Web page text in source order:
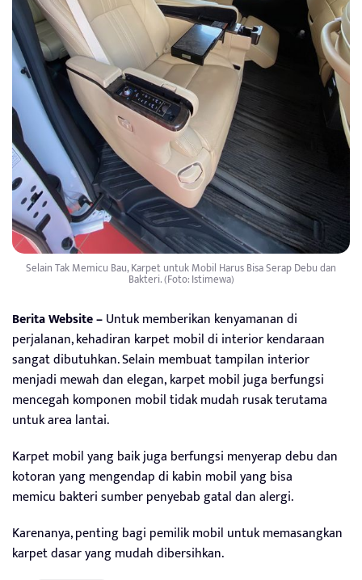
Selain Tak Memicu Bau, Karpet untuk Mobil Harus Bisa Serap Debu dan
Bakteri. (Foto: Istimewa)
Berita Website –Untuk memberikan kenyamanan di
perjalanan, kehadiran karpet mobil di interior kendaraan
sangat dibutuhkan. Selain membuat tampilan interior
menjadi mewah dan elegan, karpet mobil juga berfungsi
mencegah komponen mobil tidak mudah rusak terutama
untuk area lantai.
Karpet mobil yang baik juga berfungsi menyerap debu dan
kotoran yang mengendap di kabin mobil yang bisa
memicu bakteri sumber penyebab gatal dan alergi.
Karenanya, penting bagi pemilik mobil untuk memasangkan
karpet dasar yang mudah dibersihkan.